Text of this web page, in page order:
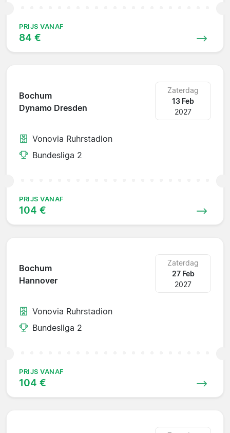
PRIJS VANAF
84 €
Bochum
Dynamo Dresden
Zaterdag
13 Feb
2027
Vonovia Ruhrstadion
Bundesliga 2
PRIJS VANAF
104 €
Bochum
Hannover
Zaterdag
27 Feb
2027
Vonovia Ruhrstadion
Bundesliga 2
PRIJS VANAF
104 €